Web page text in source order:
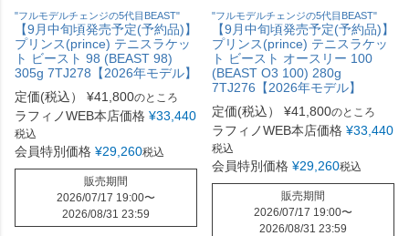
"フルモデルチェンジの5代目BEAST"
【9月中旬頃発売予定(予約品)】
プリンス(prince) テニスラケッ
ト ビースト 98 (BEAST 98)
305g 7TJ278【2026年モデル】
定価(税込）
¥41,800のところ
ラフィノWEB本店価格 ¥33,440
税込
会員特別価格 ¥29,260税込
販売期間
2026/07/17 19:00〜
2026/08/31 23:59
"フルモデルチェンジの5代目BEAST"
【9月中旬頃発売予定(予約品)】
プリンス(prince) テニスラケッ
ト ビースト オースリー 100
(BEAST O3 100) 280g
7TJ276【2026年モデル】
定価(税込）
¥41,800のところ
ラフィノWEB本店価格 ¥33,440
税込
会員特別価格 ¥29,260税込
販売期間
2026/07/17 19:00〜
2026/08/31 23:59